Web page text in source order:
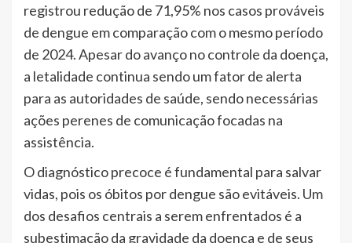
registrou redução de 71,95% nos casos prováveis
de dengue em comparação com o mesmo período
de 2024. Apesar do avanço no controle da doença,
a letalidade continua sendo um fator de alerta
para as autoridades de saúde, sendo necessárias
ações perenes de comunicação focadas na
assistência.
O diagnóstico precoce é fundamental para salvar
vidas, pois os óbitos por dengue são evitáveis. Um
dos desafios centrais a serem enfrentados é a
subestimação da gravidade da doença e de seus